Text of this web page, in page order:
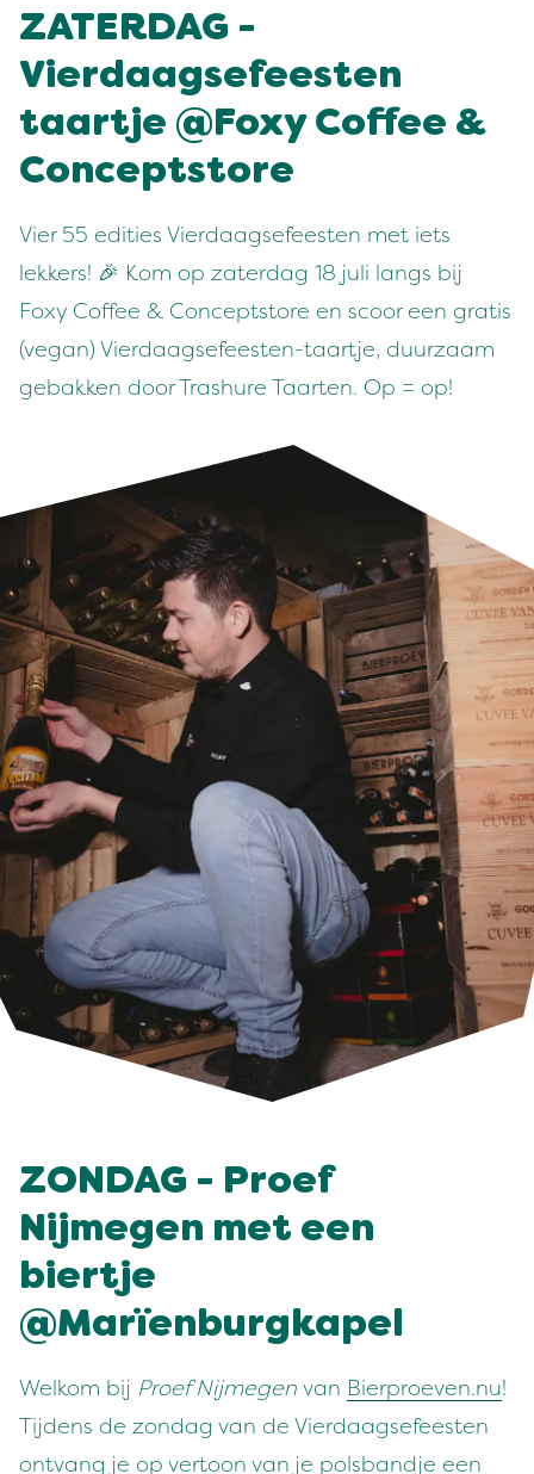
ZATERDAG -
Vierdaagsefeesten
taartje @Foxy Coffee &
Conceptstore
Vier 55 edities Vierdaagsefeesten met iets
lekkers! 🎉 Kom op zaterdag 18 juli langs bij
Foxy Coffee & Conceptstore en scoor een gratis
(vegan) Vierdaagsefeesten-taartje, duurzaam
gebakken door Trashure Taarten. Op = op!
ZONDAG - Proef
Nijmegen met een
biertje
@Marïenburgkapel
Welkom bij Proef Nijmegen van Bierproeven.nu!
Tijdens de zondag van de Vierdaagsefeesten
ontvang je op vertoon van je polsbandje een